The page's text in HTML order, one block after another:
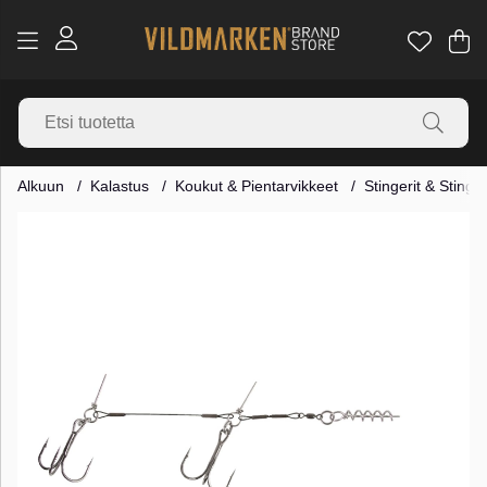
.
Alkuun Kalastus Koukut & Pientarvikkeet Stingerit &